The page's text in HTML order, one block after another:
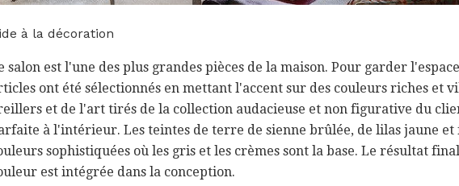
à la décoration
salon est l'une des plus grandes pièces de la maison. Pour garder
ont été sélectionnés en mettant l'accent sur des couleurs riches et
et de l'art tirés de la collection audacieuse et non figurative du
à l'intérieur. Les teintes de terre de sienne brûlée, de lilas jaune
sophistiquées où les gris et les crèmes sont la base. Le résultat
est intégrée dans la conception.